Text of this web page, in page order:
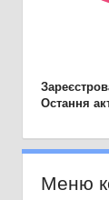
Остання
Меню